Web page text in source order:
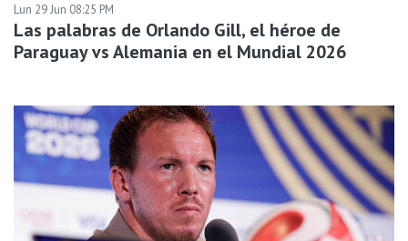
Lun 29 Jun 08:25 PM
Las palabras de Orlando Gill, el héroe de
Paraguay vs Alemania en el Mundial 2026